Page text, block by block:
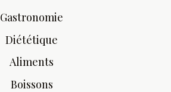
Gastronomie
Diététique
Aliments
Boissons